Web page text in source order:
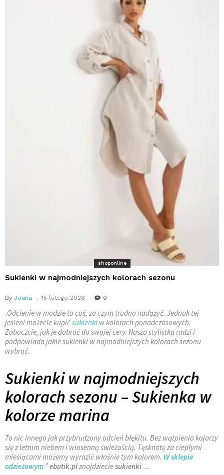
shoponline
Sukienki w najmodniejszych kolorach sezonu
By Joana 15 lutego 2026 0
.Odcienie w modzie to coś, za czym trudno nadążyć. Jednak tej
jesieni możecie kupićsukienki w kolorach ponadczasowych.
Zobaczcie, jak je dobrać do swojej cery. Nasza stylistka radzi i
podpowiada jakie sukienki w najmodniejszych kolorach sezonu
wybrać.
Sukienki w najmodniejszych
kolorach sezonu – Sukienka w
kolorze marina
To nic innego jak przybrudzony odcień błękitu. Bez wątpienia kojarzy
się z letnim niebem i wiosenną świeżością. Tęsknotę za ciepłymi
miesiącami możemy wyrazić właśnie tym kolorem. W sklepie
odzieżowym ebutik.plznajdzieciesukienki …